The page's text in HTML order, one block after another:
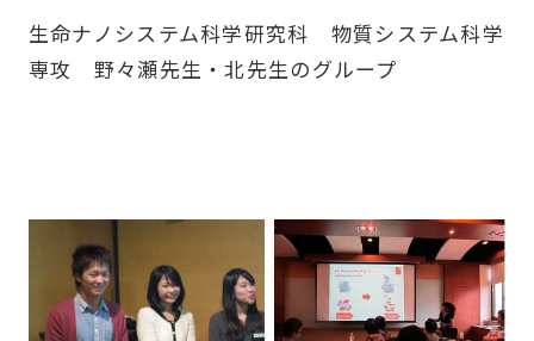
生命ナノシステム科学研究科 物質システム科学
専攻 野々瀬先生・北先生のグループ